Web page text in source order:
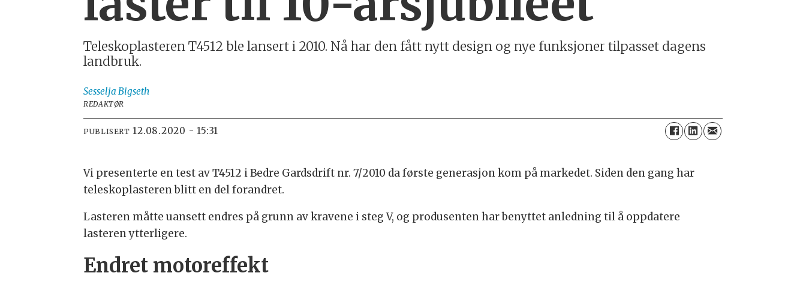
Teleskoplasteren T4512 ble lansert i 2010. Nå har den fått nytt design og nye funksjoner tilpasset dagens
landbruk.
Sesselja Bigseth
REDAKTØR
PUBLISERT 12.08.2020 - 15:31
Vi presenterte en test av T4512 i Bedre Gardsdrift nr. 7/2010 da første generasjon kom på markedet. Siden den gang har
teleskoplasteren blitt en del forandret.
Lasteren måtte uansett endres på grunn av kravene i steg V, og produsenten har benyttet anledning til å oppdatere
lasteren ytterligere.
Endret motoreffekt